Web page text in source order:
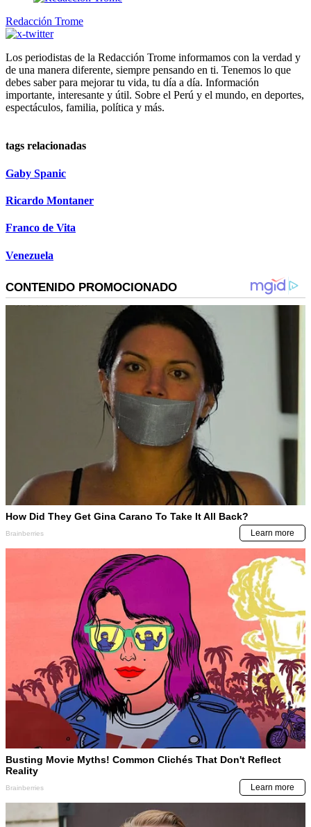
Redacción Trome
Los periodistas de la Redacción Trome informamos con la verdad y
de una manera diferente, siempre pensando en ti. Tenemos lo que
debes saber para mejorar tu vida, tu día a día. Información
importante, interesante y útil. Sobre el Perú y el mundo, en deportes,
espectáculos, familia, política y más.
tags relacionadas
Gaby Spanic
Ricardo Montaner
Franco de Vita
Venezuela